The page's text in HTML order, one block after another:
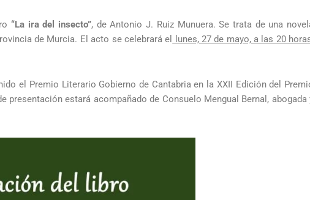
“La ira del insecto”, de Antonio J. Ruiz Munuera. Se trata de una
de Murcia. El acto se celebrará el
lunes, 27 de mayo, a las 20
el Premio Literario Gobierno de Cantabria en la XXII Edición del
presentación estará acompañado de Consuelo Mengual Bernal, abogada